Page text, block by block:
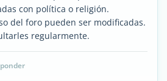
con política o religión.
del foro pueden ser modificadas.
regularmente.